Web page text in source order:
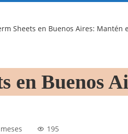
Sheets en Buenos Aires: Mantén
en Buenos
195